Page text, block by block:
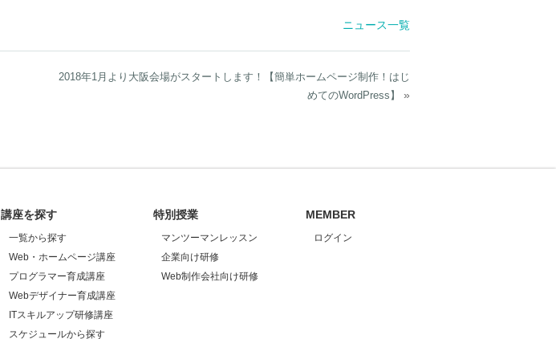
ニュース一覧
2018年1月より大阪会場がスタートします！【簡単ホームページ制作！はじ
めてのWordPress】
»
講座を探す
一覧から探す
Web・ホームページ講座
プログラマー育成講座
Webデザイナー育成講座
ITスキルアップ研修講座
スケジュールから探す
特別授業
マンツーマンレッスン
企業向け研修
Web制作会社向け研修
MEMBER
ログイン